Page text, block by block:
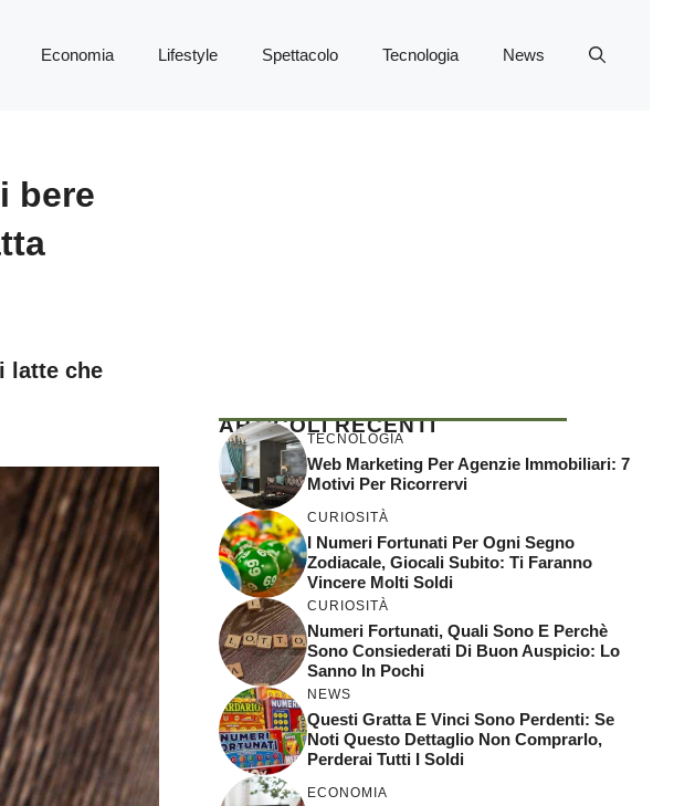
Economia Lifestyle Spettacolo Tecnologia News
bere
latte che
ARTICOLI RECENTI
TECNOLOGIA
Web Marketing Per Agenzie Immobiliari: 7
Motivi Per Ricorrervi
CURIOSITÀ
I Numeri Fortunati Per Ogni Segno
Zodiacale, Giocali Subito: Ti Faranno
Vincere Molti Soldi
CURIOSITÀ
Numeri Fortunati, Quali Sono E Perchè
Sono Consiederati Di Buon Auspicio: Lo
Sanno In Pochi
NEWS
Questi Gratta E Vinci Sono Perdenti: Se
Noti Questo Dettaglio Non Comprarlo,
Perderai Tutti I Soldi
ECONOMIA